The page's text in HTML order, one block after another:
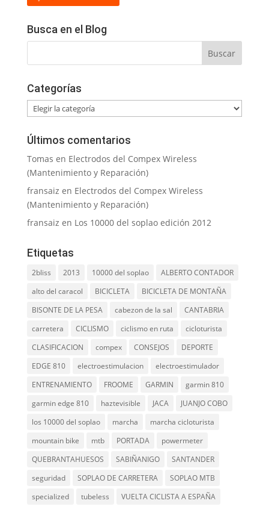
Busca en el Blog
Categorías
Categorías
Últimos comentarios
Tomas en Electrodos del Compex Wireless
(Mantenimiento y Reparación)
fransaiz en Electrodos del Compex Wireless
(Mantenimiento y Reparación)
fransaiz en Los 10000 del soplao edición 2012
Etiquetas
2bliss 2013 10000 del soplao
ALBERTO CONTADOR
alto del caracol
BICICLETA
BICICLETA DE MONTAÑA
BISONTE DE LA PESA
cabezon de la sal
CANTABRIA
carretera
CICLISMO ciclismo en ruta
cicloturista
CLASIFICACION
compex CONSEJOS
DEPORTE
EDGE 810
electroestimulacion
electroestimulador
ENTRENAMIENTO
FROOME GARMIN
garmin 810
garmin edge 810
haztevisible JACA
JUANJO COBO
los 10000 del soplao
marcha
marcha cicloturista
mountain bike
mtb PORTADA
powermeter
QUEBRANTAHUESOS
SABIÑANIGO
SANTANDER
seguridad
SOPLAO DE CARRETERA
SOPLAO MTB
specialized
tubeless VUELTA CICLISTA A ESPAÑA